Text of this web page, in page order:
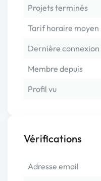
Projets terminés
Tarif horaire moyen
Dernière connexion
Membre depuis
Profil vu
Vérifications
Adresse email